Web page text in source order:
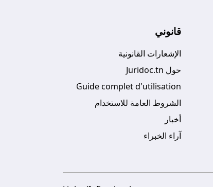
قانوني
الإشعارات القانونية
حول Juridoc.tn
Guide complet d'utilisation
الشروط العامة للاستخدام
أخبار
آراء الخبراء